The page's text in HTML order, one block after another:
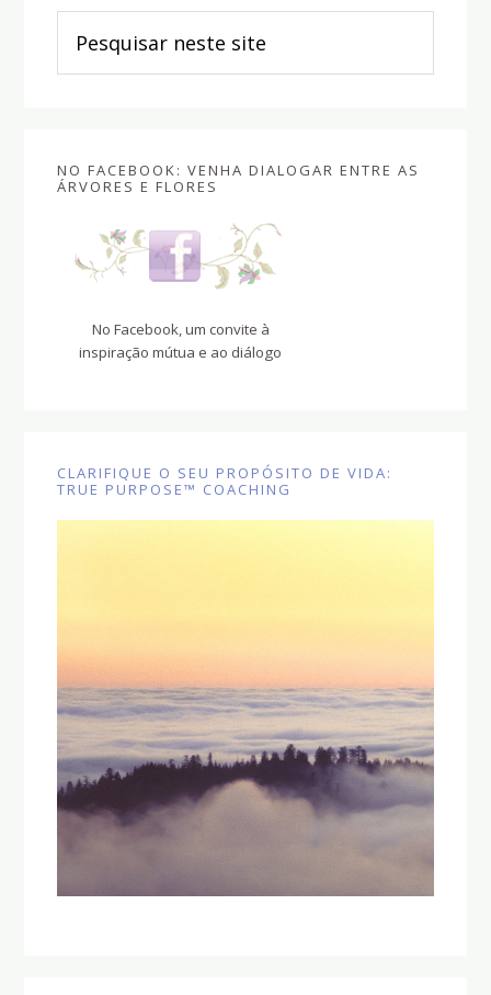
neste
site
NO FACEBOOK: VENHA DIALOGAR ENTRE AS
ÁRVORES E FLORES
No Facebook, um convite à
inspiração mútua e ao diálogo
CLARIFIQUE O SEU PROPÓSITO DE VIDA:
TRUE PURPOSE™ COACHING